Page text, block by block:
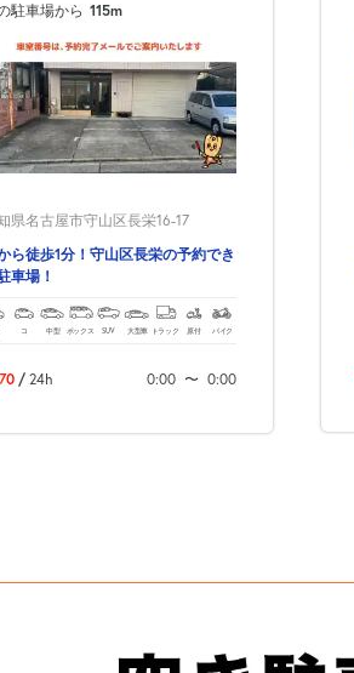
駐車場から 115m
県名古屋市守山区長栄16-17
ら徒歩1分！守山区長栄の予約でき
車場！
コ 中型 ボックス SUV 大型車 トラック 原付 バイク
/ 24h 0:00 〜 0:00